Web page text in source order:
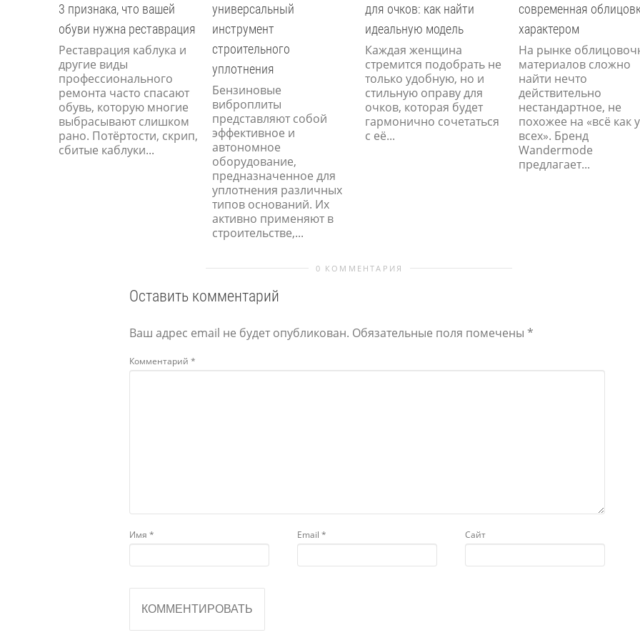
3 признака, что вашей
обуви нужна реставрация
Реставрация каблука и
другие виды
профессионального
ремонта часто спасают
обувь, которую многие
выбрасывают слишком
рано. Потёртости, скрип,
сбитые каблуки...
универсальный
инструмент
строительного
уплотнения
Бензиновые
виброплиты
представляют собой
эффективное и
автономное
оборудование,
предназначенное для
уплотнения различных
типов оснований. Их
активно применяют в
строительстве,...
для очков: как найти
идеальную модель
Каждая женщина
стремится подобрать не
только удобную, но и
стильную оправу для
очков, которая будет
гармонично сочетаться
с её...
современная
характером
На рынке
материалов сложно
найти нечто
действительно
нестандартное, не
похожее на «всё как у
всех». Бренд
Wandermode
предлагает...
0 КОММЕНТАРИЯ
Оставить комментарий
Ваш адрес email не будет опубликован. Обязательные поля помечены *
Комментарий*
Имя* Email* Сайт